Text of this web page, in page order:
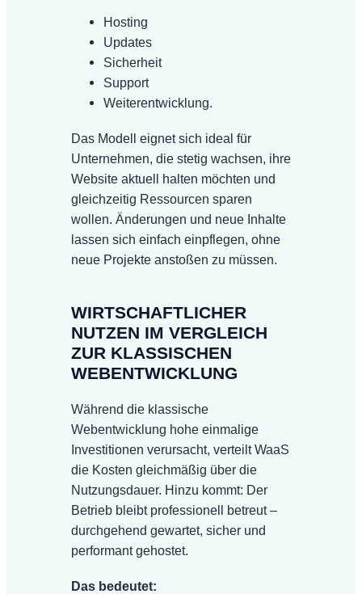
Hosting
Updates
Sicherheit
Support
Weiterentwicklung.
Das Modell eignet sich ideal für
Unternehmen, die stetig wachsen, ihre
Website aktuell halten möchten und
gleichzeitig Ressourcen sparen
wollen. Änderungen und neue Inhalte
lassen sich einfach einpflegen, ohne
neue Projekte anstoßen zu müssen.
WIRTSCHAFTLICHER
NUTZEN IM VERGLEICH
ZUR KLASSISCHEN
WEBENTWICKLUNG
Während die klassische
Webentwicklung hohe einmalige
Investitionen verursacht, verteilt WaaS
die Kosten gleichmäßig über die
Nutzungsdauer. Hinzu kommt: Der
Betrieb bleibt professionell betreut –
durchgehend gewartet, sicher und
performant gehostet.
Das bedeutet: